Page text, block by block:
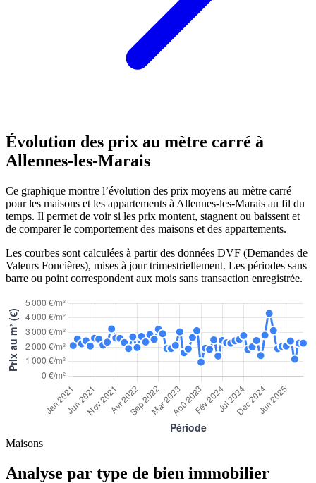
Évolution des prix au mètre carré à
Allennes-les-Marais
Ce graphique montre l’évolution des prix moyens au mètre carré
pour les maisons et les appartements à Allennes-les-Marais au fil du
temps. Il permet de voir si les prix montent, stagnent ou baissent et
de comparer le comportement des maisons et des appartements.
Les courbes sont calculées à partir des données DVF (Demandes de
Valeurs Foncières), mises à jour trimestriellement. Les périodes sans
barre ou point correspondent aux mois sans transaction enregistrée.
Maisons
Analyse par type de bien immobilier